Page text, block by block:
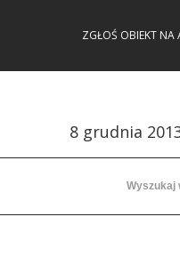
ZGŁOŚ OBIEKT NA
8 grudnia